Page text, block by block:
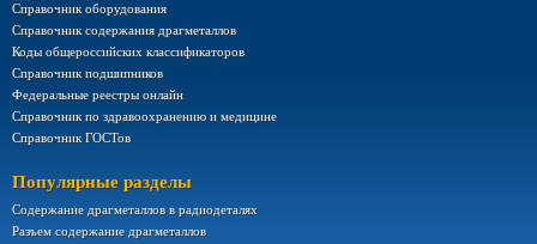
Справочник оборудования
Справочник содержания драгметаллов
Коды общероссийских классификаторов
Справочник подшипников
Федеральные реестры онлайн
Справочник по здравоохранению и медицине
Справочник ГОСТов
Популярные разделы
Содержание драгметаллов в радиодеталях
Разъем содержание драгметаллов